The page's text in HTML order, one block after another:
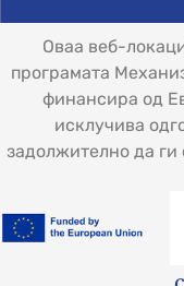
Оваа веб-
програмата
финансира од
исклучива
задолжително да ги